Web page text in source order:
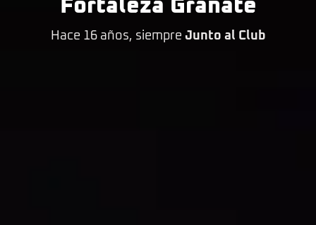
Fortaleza Granate
Hace 16 años, siempre Junto al Club